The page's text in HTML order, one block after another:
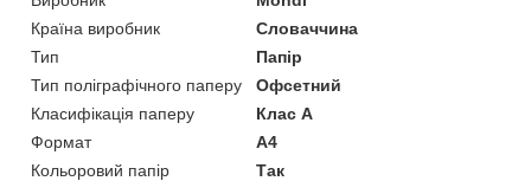
Країна виробник
Словаччина
Тип
Папір
Тип поліграфічного паперу
Офсетний
Класифікація паперу
Клас А
Формат
A4
Кольоровий папір
Так